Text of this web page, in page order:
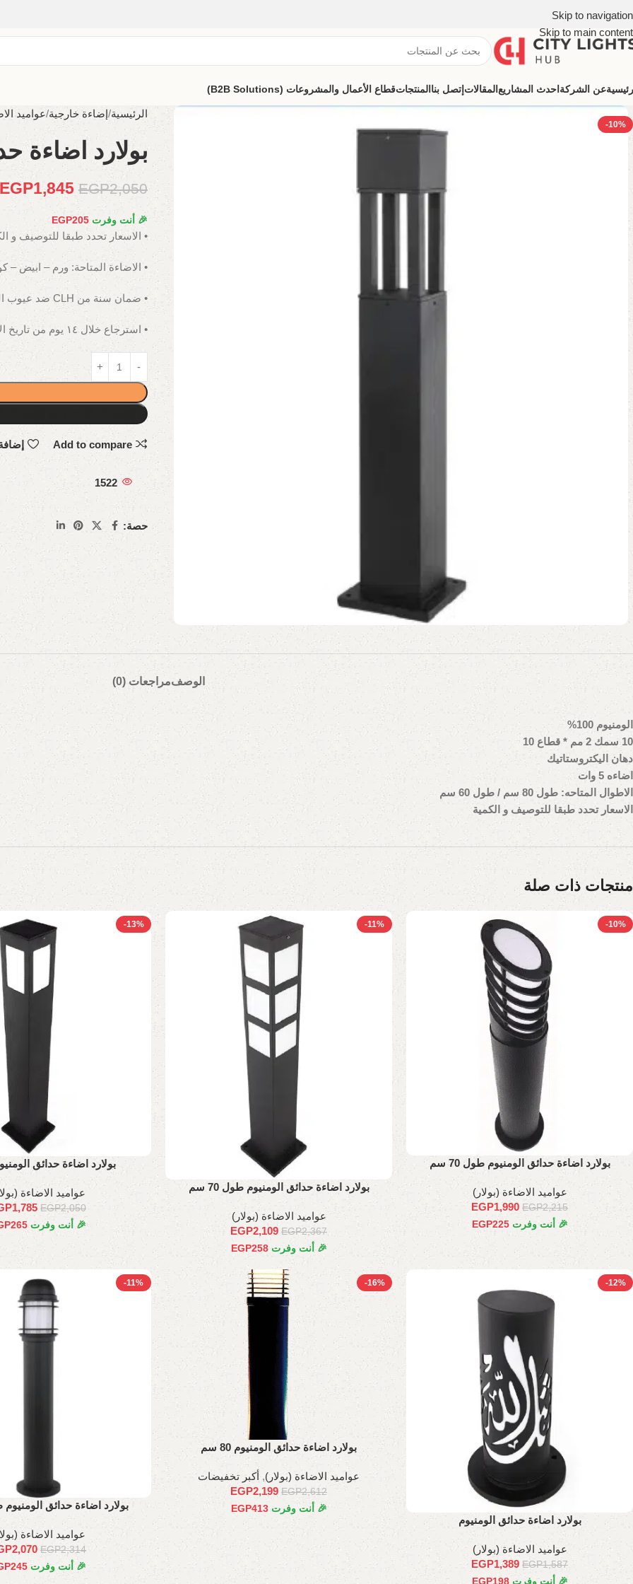
Skip to navigation
Skip to main content
عن الشركة احدث المشاريع المقالات إتصل بنا المنتجاتقطاع الأعمال والمشروعات (B2B Solutions)
-10%
الرئيسية إضاءة خارجية عواميد
بولارد اضاءة
EGP2,050
EGP1,845
🎉 أنت وفرت EGP205
• الاسعار تحدد طبقا للتوصيف و
• الاضاءة المتاحة: ورم – ابيض –
• ضمان سنة من CLH ضد عيوب الصناعة.
• استرجاع خلال ١٤ يوم من تاريخ الاستلام.
Add to compare
1522
حصة:
الوصفمراجعات (0)
الومنيوم 100%
10 سمك 2 مم * قطاع 10
دهان اليكتروستاتيك
اضاءه 5 وات
الاطوال المتاحه: طول 80 سم / طول 60 سم
الاسعار تحدد طبقا للتوصيف و الكمية
منتجات ذات صلة
-10%
بولارد اضاءة حدائق الومنيوم طول 70 سم
عواميد الاضاءة (بولار)
EGP2,215
EGP1,990
🎉 أنت وفرت EGP225
-11%
بولارد اضاءة حدائق الومنيوم طول 70 سم
عواميد الاضاءة (بولار)
EGP2,367
EGP2,109
🎉 أنت وفرت EGP258
-13%
بولارد اضاءة حدائق الومنيوم
عواميد الاضاءة
EGP2,050
1,785
🎉 أنت وفرت265
-12%
بولارد اضاءة حدائق الومنيوم
عواميد الاضاءة (بولار)
EGP1,587
EGP1,389
🎉 أنت وفرت EGP198
-16%
بولارد اضاءة حدائق الومنيوم 80 سم
عواميد الاضاءة (بولار),أكبر تخفيضات
EGP2,612
EGP2,199
🎉 أنت وفرت EGP413
-11%
بولارد اضاءة حدائق الومنيوم
عواميد الاضاءة
EGP2,314
2,070
🎉 أنت وفرت245